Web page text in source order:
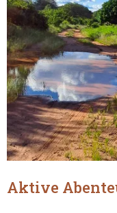
Aktive